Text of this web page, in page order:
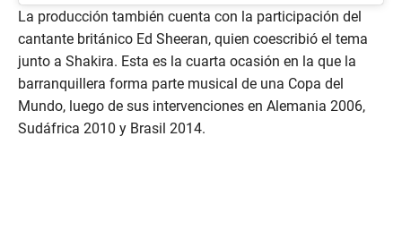
La producción también cuenta con la participación del
cantante británico Ed Sheeran, quien coescribió el tema
junto a Shakira. Esta es la cuarta ocasión en la que la
barranquillera forma parte musical de una Copa del
Mundo, luego de sus intervenciones en Alemania 2006,
Sudáfrica 2010 y Brasil 2014.